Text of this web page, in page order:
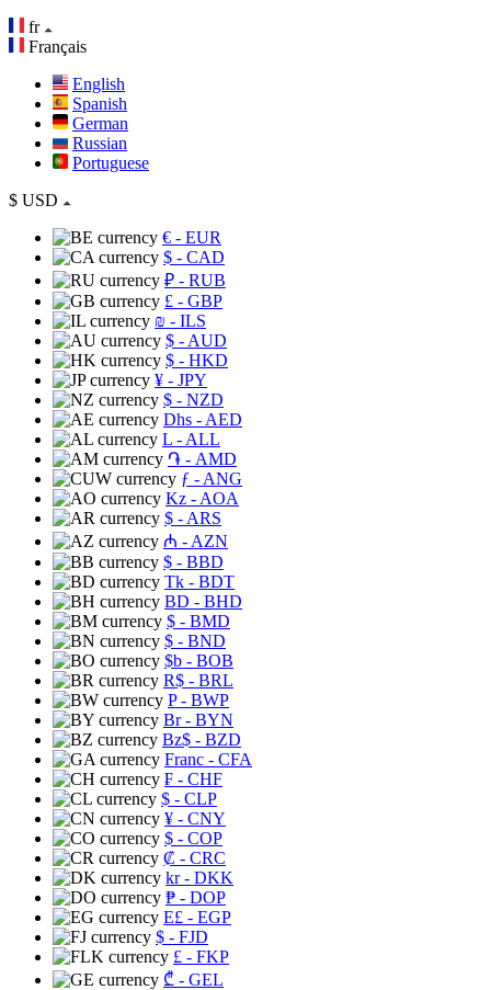
fr
Français
English
Spanish
German
Russian
Portuguese
$ USD
€ - EUR
$ - CAD
₽ - RUB
£ - GBP
₪ - ILS
$ - AUD
$ - HKD
¥ - JPY
$ - NZD
Dhs - AED
L - ALL
֏ - AMD
ƒ - ANG
Kz - AOA
$ - ARS
₼ - AZN
$ - BBD
Tk - BDT
BD - BHD
$ - BMD
$ - BND
$b - BOB
R$ - BRL
P- BWP
Br- BYN
Bz$ - BZD
Franc - CFA
₣ - CHF
$ - CLP
¥ - CNY
$ - COP
₡ - CRC
kr- DKK
₱ - DOP
E£ - EGP
$ - FJD
£ - FKP
₾ - GEL